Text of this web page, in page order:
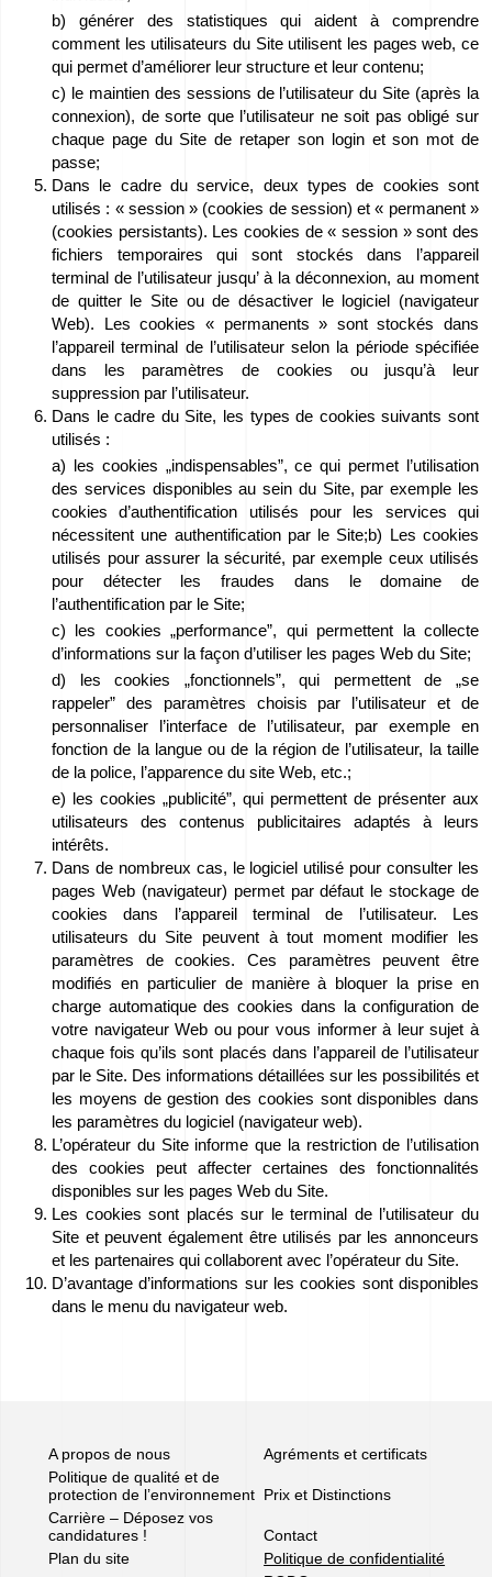
b) générer des statistiques qui aident à comprendre
comment les utilisateurs du Site utilisent les pages web, ce
qui permet d’améliorer leur structure et leur contenu;
c) le maintien des sessions de l’utilisateur du Site (après la
connexion), de sorte que l’utilisateur ne soit pas obligé sur
chaque page du Site de retaper son login et son mot de
passe;
Dans le cadre du service, deux types de cookies sont
utilisés : « session » (cookies de session) et « permanent »
(cookies persistants). Les cookies de « session » sont des
fichiers temporaires qui sont stockés dans l’appareil
terminal de l’utilisateur jusqu’ à la déconnexion, au moment
de quitter le Site ou de désactiver le logiciel (navigateur
Web). Les cookies « permanents » sont stockés dans
l’appareil terminal de l’utilisateur selon la période spécifiée
dans les paramètres de cookies ou jusqu’à leur
suppression par l’utilisateur.
Dans le cadre du Site, les types de cookies suivants sont
utilisés :
a) les cookies „indispensables”, ce qui permet l’utilisation
des services disponibles au sein du Site, par exemple les
cookies d’authentification utilisés pour les services qui
nécessitent une authentification par le Site;b) Les cookies
utilisés pour assurer la sécurité, par exemple ceux utilisés
pour détecter les fraudes dans le domaine de
l’authentification par le Site;
c) les cookies „performance”, qui permettent la collecte
d’informations sur la façon d’utiliser les pages Web du Site;
d) les cookies „fonctionnels”, qui permettent de „se
rappeler” des paramètres choisis par l’utilisateur et de
personnaliser l’interface de l’utilisateur, par exemple en
fonction de la langue ou de la région de l’utilisateur, la taille
de la police, l’apparence du site Web, etc.;
e) les cookies „publicité”, qui permettent de présenter aux
utilisateurs des contenus publicitaires adaptés à leurs
intérêts.
Dans de nombreux cas, le logiciel utilisé pour consulter les
pages Web (navigateur) permet par défaut le stockage de
cookies dans l’appareil terminal de l’utilisateur. Les
utilisateurs du Site peuvent à tout moment modifier les
paramètres de cookies. Ces paramètres peuvent être
modifiés en particulier de manière à bloquer la prise en
charge automatique des cookies dans la configuration de
votre navigateur Web ou pour vous informer à leur sujet à
chaque fois qu’ils sont placés dans l’appareil de l’utilisateur
par le Site. Des informations détaillées sur les possibilités et
les moyens de gestion des cookies sont disponibles dans
les paramètres du logiciel (navigateur web).
L’opérateur du Site informe que la restriction de l’utilisation
des cookies peut affecter certaines des fonctionnalités
disponibles sur les pages Web du Site.
Les cookies sont placés sur le terminal de l’utilisateur du
Site et peuvent également être utilisés par les annonceurs
et les partenaires qui collaborent avec l’opérateur du Site.
D’avantage d’informations sur les cookies sont disponibles
dans le menu du navigateur web.
A propos de nous
Agréments et certificats
Politique de qualité et de
protection de l’environnement Prix et Distinctions
Carrière – Déposez vos
candidatures !
Contact
Plan du site
Politique de confidentialité